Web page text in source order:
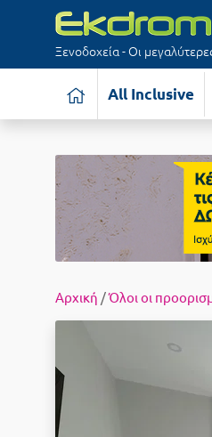
Ξενοδοχεία - Οι
All Inclusive
Αρχική /Όλοι οι